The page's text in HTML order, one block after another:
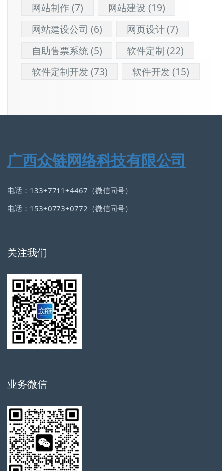
网站制作(7) 网站建设 (19)
网站建设公司 (6) 网页设计(7)
自助售票系统(5) 软件定制 (22)
软件定制开发 (73) 软件开发 (15)
广西众链网络科技有限公司
电话：133+7711+4467（微信同号）
电话：153+0773+0772（微信同号）
关注我们
业务微信